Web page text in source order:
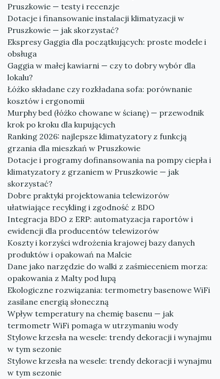
Pruszkowie — testy i recenzje
Dotacje i finansowanie instalacji klimatyzacji w
Pruszkowie — jak skorzystać?
Ekspresy Gaggia dla początkujących: proste modele i
obsługa
Gaggia w małej kawiarni — czy to dobry wybór dla
lokalu?
Łóżko składane czy rozkładana sofa: porównanie
kosztów i ergonomii
Murphy bed (łóżko chowane w ścianę) — przewodnik
krok po kroku dla kupujących
Ranking 2026: najlepsze klimatyzatory z funkcją
grzania dla mieszkań w Pruszkowie
Dotacje i programy dofinansowania na pompy ciepła i
klimatyzatory z grzaniem w Pruszkowie — jak
skorzystać?
Dobre praktyki projektowania telewizorów
ułatwiające recykling i zgodność z BDO
Integracja BDO z ERP: automatyzacja raportów i
ewidencji dla producentów telewizorów
Koszty i korzyści wdrożenia krajowej bazy danych
produktów i opakowań na Malcie
Dane jako narzędzie do walki z zaśmieceniem morza:
opakowania z Malty pod lupą
Ekologiczne rozwiązania: termometry basenowe WiFi
zasilane energią słoneczną
Wpływ temperatury na chemię basenu — jak
termometr WiFi pomaga w utrzymaniu wody
Stylowe krzesła na wesele: trendy dekoracji i wynajmu
w tym sezonie
Stylowe krzesła na wesele: trendy dekoracji i wynajmu
w tym sezonie